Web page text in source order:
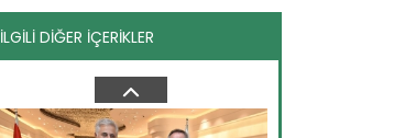
İLGİLİ DİĞER İÇERİKLER
"Teknoloji gençleri sektöre...
8. Verimlilik ve Teknoloji Fuarı
Ankara’da kapılarını açtı....
Devamını Oku ->